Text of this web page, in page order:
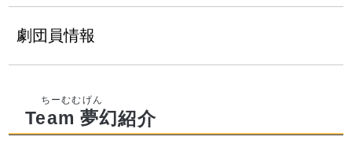
劇団員情報
Team 夢幻紹介